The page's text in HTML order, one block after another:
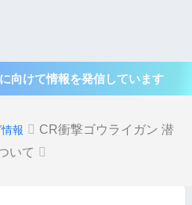
向けて情報を発信しています
報
CR衝撃ゴウライガン 潜
いて